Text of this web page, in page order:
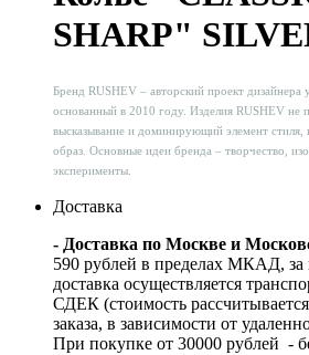
SHARP"
Бренд RUSHEV – авторский проект дизайнера
основанный в 2010 году. Изделия RUSHEV не
высказывание и доминирующий элемент стиля,
образ. Основные идеи бренда – творчество,
эксперименты.
Доставка
- Доставка по Москве и
590 рублей в пределах МКАД,
доставка осуществляется
СДЕК (стоимость
заказа, в зависимости от
При покупке от 30000 рублей -